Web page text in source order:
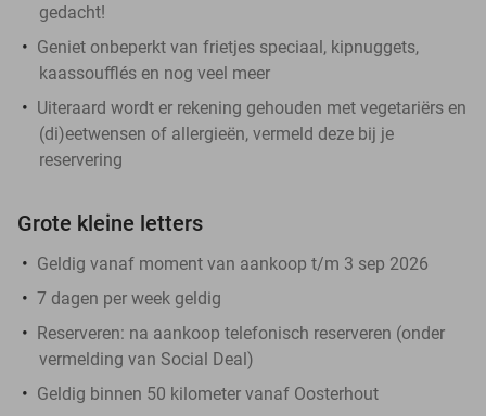
gedacht!
Geniet onbeperkt van frietjes speciaal, kipnuggets,
kaassoufflés en nog veel meer
Uiteraard wordt er rekening gehouden met vegetariërs en
(di)eetwensen of allergieën, vermeld deze bij je
reservering
Grote kleine letters
Geldig vanaf moment van aankoop t/m 3 sep 2026
7 dagen per week geldig
Reserveren: na aankoop telefonisch reserveren (onder
vermelding van Social Deal)
Geldig binnen 50 kilometer vanaf Oosterhout